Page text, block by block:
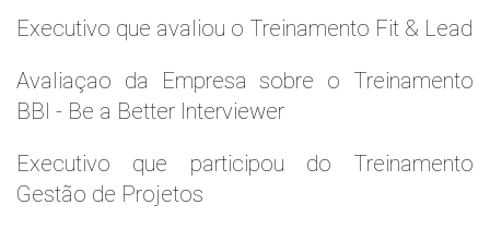
Executivo que avaliou o Treinamento Fit & Lead
Avaliaçao da Empresa sobre o Treinamento
BBI - Be a Better Interviewer
Executivo que participou do Treinamento
Gestão de Projetos